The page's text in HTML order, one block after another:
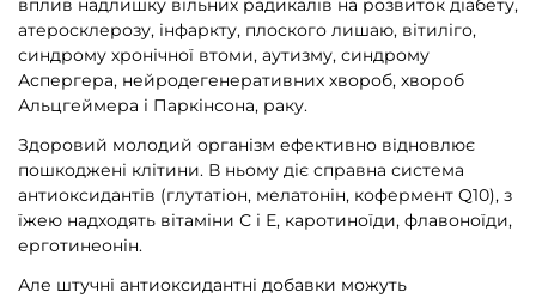
вплив надлишку вільних радикалів на розвиток діабету,
атеросклерозу, інфаркту, плоского лишаю, вітиліго,
синдрому хронічної втоми, аутизму, синдрому
Аспергера, нейродегенеративних хвороб, хвороб
Альцгеймера і Паркінсона, раку.
Здоровий молодий організм ефективно відновлює
пошкоджені клітини. В ньому діє справна система
антиоксидантів (глутатіон, мелатонін, кофермент Q10), з
їжею надходять вітаміни С і Е, каротиноїди, флавоноїди,
ерготинеонін.
Але штучні антиоксидантні добавки можуть